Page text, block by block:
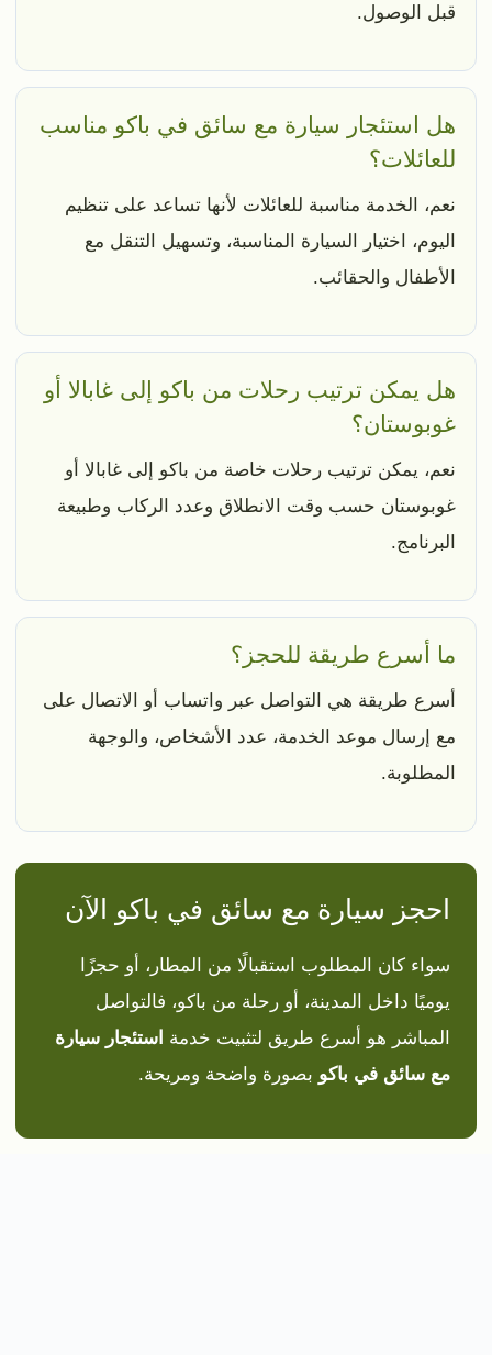
قبل الوصول.
هل استئجار سيارة مع سائق في باكو مناسب
للعائلات؟
نعم، الخدمة مناسبة للعائلات لأنها تساعد على تنظيم
اليوم، اختيار السيارة المناسبة، وتسهيل التنقل مع
الأطفال والحقائب.
هل يمكن ترتيب رحلات من باكو إلى غابالا أو
غوبوستان؟
نعم، يمكن ترتيب رحلات خاصة من باكو إلى غابالا أو
غوبوستان حسب وقت الانطلاق وعدد الركاب وطبيعة
البرنامج.
ما أسرع طريقة للحجز؟
أسرع طريقة هي التواصل عبر واتساب أو الاتصال على
مع إرسال موعد الخدمة، عدد الأشخاص، والوجهة
المطلوبة.
احجز سيارة مع سائق في باكو الآن
سواء كان المطلوب استقبالًا من المطار، أو حجزًا
يوميًا داخل المدينة، أو رحلة من باكو، فالتواصل
المباشر هو أسرع طريق لتثبيت خدمة استئجار سيارة
مع سائق في باكو بصورة واضحة ومريحة.